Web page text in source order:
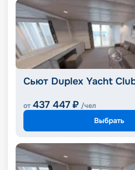
Сьют Duplex Yacht
от 437 447 ₽ /чел
Выбрать